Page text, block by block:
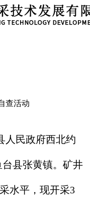
查活动
人民政府西北约
县张黄镇。矿井
水平，现开采3